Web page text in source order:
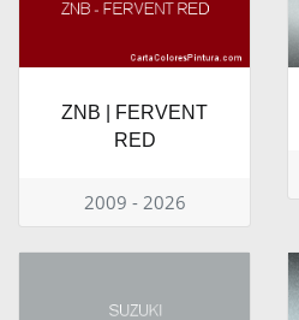
ZNB | FERVENT
RED
2009 - 2026